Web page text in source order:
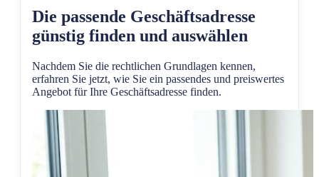
Die passende Geschäftsadresse
günstig finden und auswählen
Nachdem Sie die rechtlichen Grundlagen kennen,
erfahren Sie jetzt, wie Sie ein passendes und preiswertes
Angebot für Ihre Geschäftsadresse finden.